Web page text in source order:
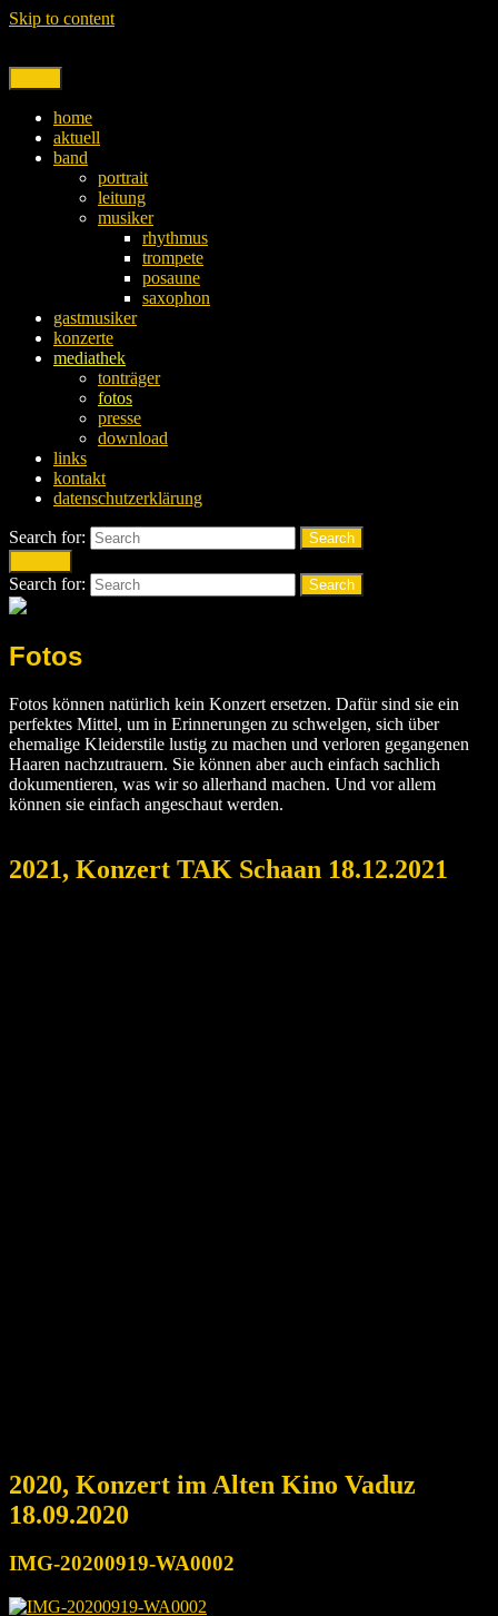
Skip to content
home
aktuell
band
portrait
leitung
musiker
rhythmus
trompete
posaune
saxophon
gastmusiker
konzerte
mediathek
tonträger
fotos
presse
download
links
kontakt
datenschutzerklärung
Search for:
Search
Search for: Search
Fotos
Fotos können natürlich kein Konzert ersetzen. Dafür sind sie ein
perfektes Mittel, um in Erinnerungen zu schwelgen, sich über
ehemalige Kleiderstile lustig zu machen und verloren gegangenen
Haaren nachzutrauern. Sie können aber auch einfach sachlich
dokumentieren, was wir so allerhand machen. Und vor allem
können sie einfach angeschaut werden.
2021, Konzert TAK Schaan 18.12.2021
2020, Konzert im Alten Kino Vaduz
18.09.2020
IMG-20200919-WA0002